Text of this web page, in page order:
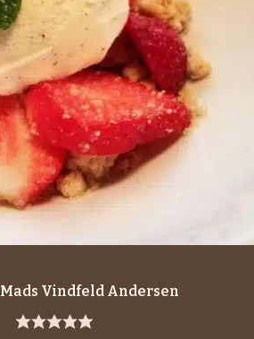
Mads Vindfeld Andersen